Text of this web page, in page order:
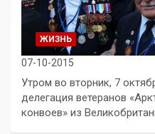
ЖИЗНЬ
07-10-2015
Утром во вторник, 7
делегация ветеранов
конвоев» из